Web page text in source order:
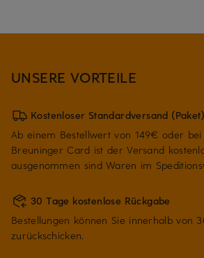
UNSERE VORTEILE
Kostenloser Standardversand
Ab einem Bestellwert von 149€ oder
Breuninger Card ist der Versand
ausgenommen sind Waren im
30 Tage kostenlose Rückgabe
Bestellungen können Sie innerhalb von
zurückschicken.